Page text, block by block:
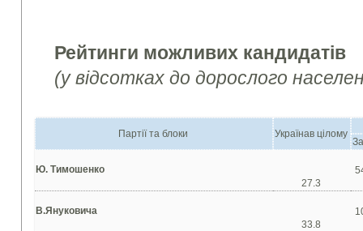
Рейтинги можливих кандидатів
(у відсотках до дорослого
Партії та блоки Українав цілому
Ю. Тимошенко
27.3
В.Януковича
33.8